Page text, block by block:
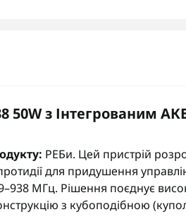
50W з Інтегрованим
РЕБи. Цей пристрій
для придушення
МГц. Рішення поєднує
з кубоподібною